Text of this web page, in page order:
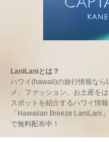
LaniLaniとは？
ハワイ(hawaii)の旅行情報な
メ、ファッション、お土産を
スポットを紹介するハワイ情
「Hawaiian Breeze LaniLani
で無料配布中！